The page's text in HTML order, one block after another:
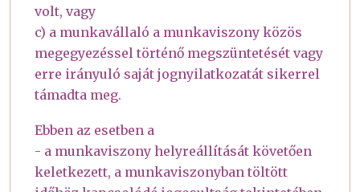
volt, vagy
c) a munkavállaló a munkaviszony közös
megegyezéssel történő megszüntetését vagy
erre irányuló saját jognyilatkozatát sikerrel
támadta meg.
Ebben az esetben a
- a munkaviszony helyreállítását követően
keletkezett, a munkaviszonyban töltött